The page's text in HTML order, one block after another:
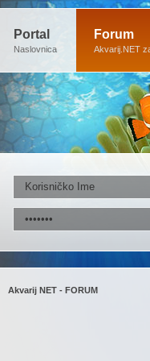
Portal
Naslovnica
Forum
Akvarij.NET
Akvarij NET - FORUM